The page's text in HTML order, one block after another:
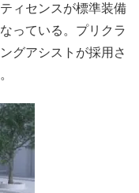
ィセンスが標準装備
っている。プリクラ
グアシストが採用さ